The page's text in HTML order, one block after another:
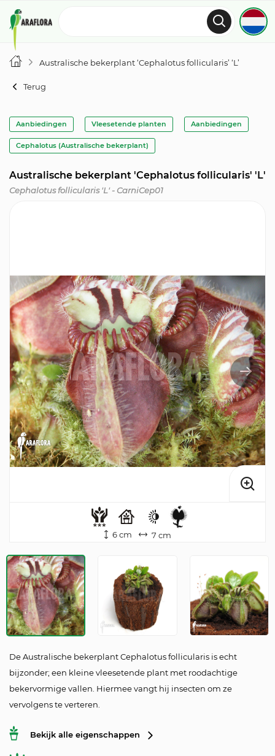
Australische bekerplant ‘Cephalotus follicularis’ ‘L’
Terug
Aanbiedingen Vleesetende planten Aanbiedingen
Cephalotus (Australische bekerplant)
Australische bekerplant 'Cephalotus follicularis' 'L'
Cephalotus follicularis 'L' - CarniCep01
6 cm 7 cm
De Australische bekerplant Cephalotus follicularis is echt
bijzonder; een kleine vleesetende plant met roodachtige
bekervormige vallen. Hiermee vangt hij insecten om ze
vervolgens te verteren.
Bekijk alle eigenschappen